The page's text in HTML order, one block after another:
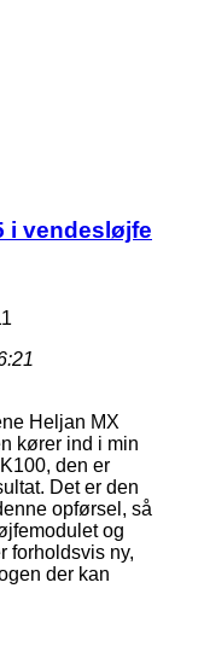
i vendesløjfe
Heljan MX
kører ind i min
den er
Det er den
opførsel, så
og
forholdsvis ny,
der kan